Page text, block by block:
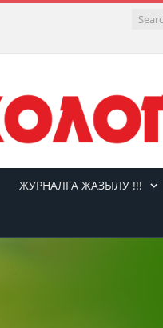
ЖУРНАЛҒА ЖАЗЫЛУ !!!